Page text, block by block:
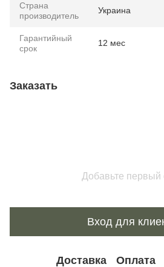
Страна
производитель
Украина
Гарантийный
срок
12 мес
Заказать
Добавьте первый
Вход для
Доставка Оплата